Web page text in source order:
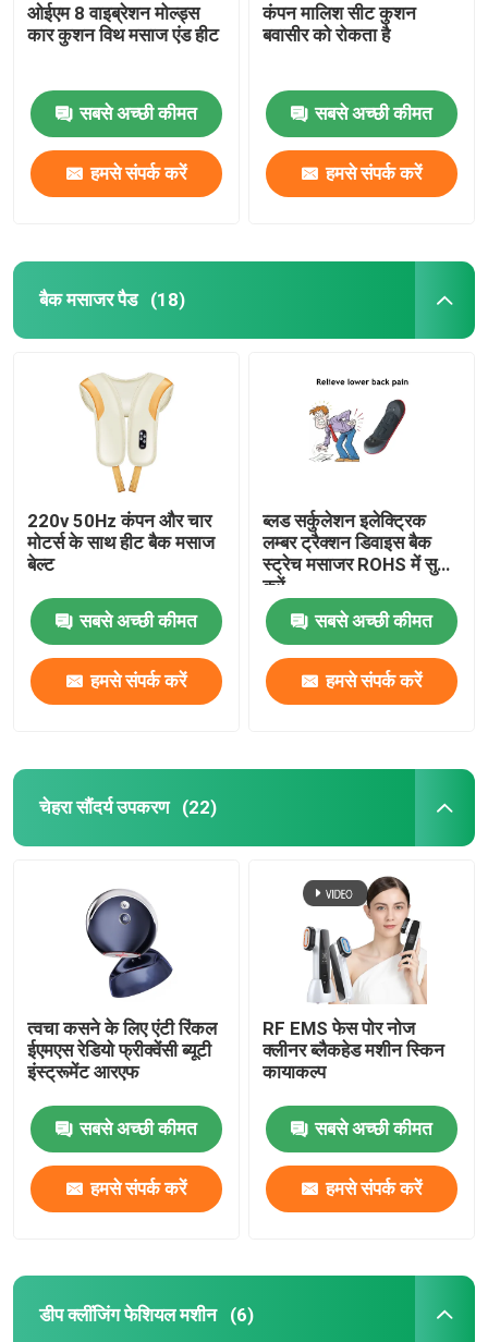
ओईएम 8 वाइब्रेशन मोल्ड्स
कार कुशन विथ मसाज एंड हीट
सबसे अच्छी कीमत
हमसे संपर्क करें
कंपन मालिश सीट कुशन
बवासीर को रोकता है
सबसे अच्छी कीमत
हमसे संपर्क करें
बैक मसाजर पैड (18)
220v 50Hz कंपन और चार
मोटर्स के साथ हीट बैक मसाज
बेल्ट
सबसे अच्छी कीमत
हमसे संपर्क करें
ब्लड सर्कुलेशन इलेक्ट्रिक
लम्बर ट्रैक्शन डिवाइस बैक
स्ट्रेच मसाजर ROHS में सुधार
करें
सबसे अच्छी कीमत
हमसे संपर्क करें
चेहरा सौंदर्य उपकरण (22)
त्वचा कसने के लिए एंटी रिंकल
ईएमएस रेडियो फ्रीक्वेंसी ब्यूटी
इंस्ट्रूमेंट आरएफ
सबसे अच्छी कीमत
हमसे संपर्क करें
RF EMS फेस पोर नोज
क्लीनर ब्लैकहेड मशीन स्किन
कायाकल्प
सबसे अच्छी कीमत
हमसे संपर्क करें
डीप क्लींजिंग फेशियल मशीन (6)